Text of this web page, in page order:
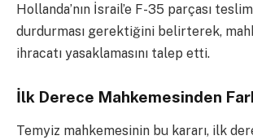
Hollanda’nın İsrail’e F-35 parçası
durdurması gerektiğini belirterek,
ihracatı yasaklamasını talep etti.
İlk Derece Mahkemesinden
Temyiz mahkemesinin bu kararı, ilk